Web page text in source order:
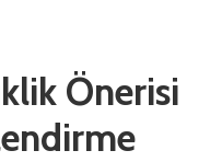
Önerisi